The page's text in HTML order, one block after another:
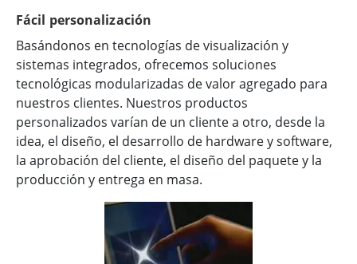
Fácil personalización
Basándonos en tecnologías de visualización y
sistemas integrados, ofrecemos soluciones
tecnológicas modularizadas de valor agregado para
nuestros clientes. Nuestros productos
personalizados varían de un cliente a otro, desde la
idea, el diseño, el desarrollo de hardware y software,
la aprobación del cliente, el diseño del paquete y la
producción y entrega en masa.